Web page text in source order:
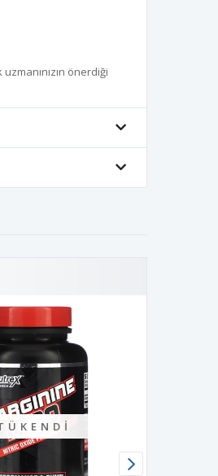
önerdiği